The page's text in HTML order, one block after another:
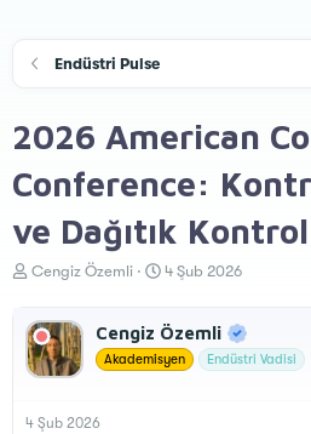
Endüstri Pulse
2026 American
Conference:
ve Dağıtık
K
u
y
u
a
Cengiz Özemli
B
l
a
4 Şub 2026
Cengiz Özemli
Akademisyen Endüstri Vadisi
4 Şub 2026